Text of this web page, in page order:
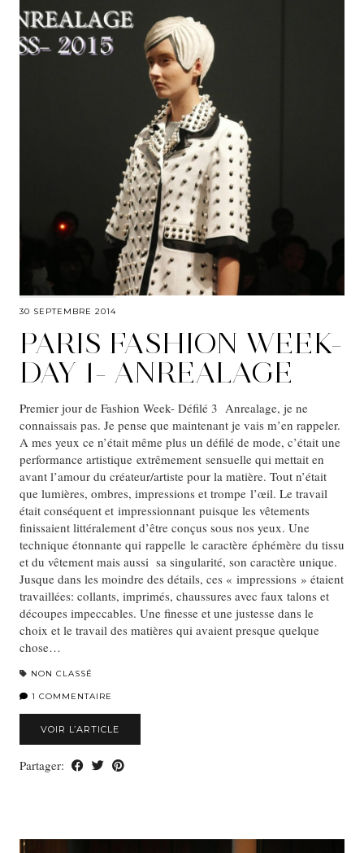
30 SEPTEMBRE 2014
PARIS FASHION WEEK-
DAY 1- ANREALAGE
Premier jour de Fashion Week- Défilé 3 Anrealage, je ne
connaissais pas. Je pense que maintenant je vais m’en rappeler.
A mes yeux ce n’était même plus un défilé de mode, c’était une
performance artistique extrêmement sensuelle qui mettait en
avant l’amour du créateur/artiste pour la matière. Tout n’était
que lumières, ombres, impressions et trompe l’œil. Le travail
était conséquent et impressionnant puisque les vêtements
finissaient littéralement d’être conçus sous nos yeux. Une
technique étonnante qui rappelle le caractère éphémère du tissu
et du vêtement mais aussi sa singularité, son caractère unique.
Jusque dans les moindre des détails, ces « impressions » étaient
travaillées: collants, imprimés, chaussures avec faux talons et
découpes impeccables. Une finesse et une justesse dans le
choix et le travail des matières qui avaient presque quelque
chose…
NON CLASSÉ
1 COMMENTAIRE
VOIR L’ARTICLE
Partager: